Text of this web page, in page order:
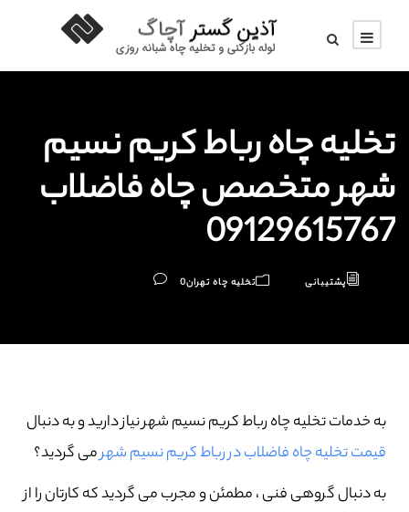
تخلیه چاه رباط کریم نسیم
شهر متخصص چاه فاضلاب
09129615767
پشتیبانی تخلیه چاه تهران0
به خدمات تخلیه چاه رباط کریم نسیم شهر نیاز دارید و به دنبال
قیمت تخلیه چاه فاضلاب در رباط کریم نسیم شهرمی گردید؟
به دنبال گروهی فنی ، مطمئن و مجرب می گردید که کارتان را از